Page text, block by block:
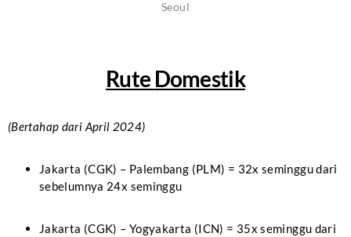
Seoul
Rute Domestik
(Bertahap dari April 2024)
Jakarta (CGK) – Palembang (PLM) = 32x seminggu dari
sebelumnya 24x seminggu
Jakarta (CGK) – Yogyakarta (ICN) = 35x seminggu dari